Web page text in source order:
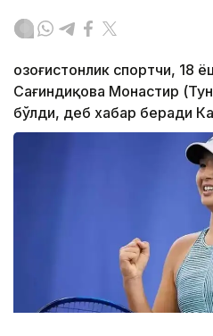
Қозоғистонлик спортчи, 18
Сағиндиқова Монастир
бўлди, деб хабар беради